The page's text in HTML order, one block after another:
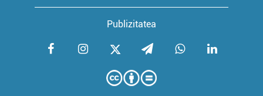
Publizitatea